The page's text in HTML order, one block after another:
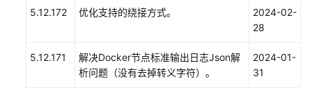
考
参
5.12.172 优化支持的绕接方式。
2024-02-
28
5.12.171
解决Docker节点标准输出日志Json解
析问题（没有去掉转义字符）。
2024-01-
31